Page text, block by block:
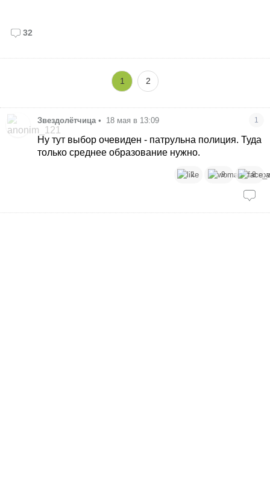
32
1 2
Звездолётчица • 18 мая в 13:09 1
Ну тут выбор очевиден - патрульна полиция. Туда
только среднее образование нужно.
1 9 8